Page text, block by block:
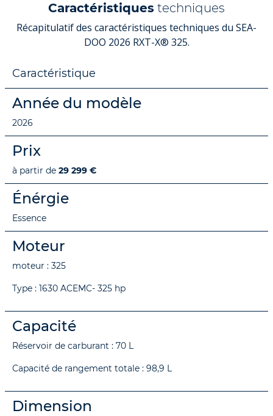
Caractéristiques techniques
Récapitulatif des caractéristiques techniques du SEA-
DOO 2026 RXT-X® 325.
Caractéristique
Année du modèle
2026
Prix
à partir de 29 299 €
Énérgie
Essence
Moteur
moteur : 325
Type : 1630 ACEMC- 325 hp
Capacité
Réservoir de carburant : 70 L
Capacité de rangement totale : 98,9 L
Dimension